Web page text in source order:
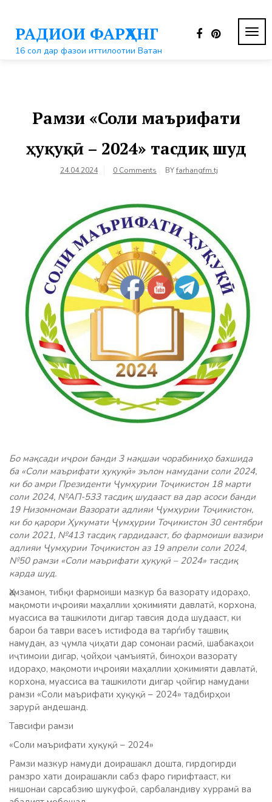
контентуРАДИОИ ФАРҲАНГ
16 сол дар фазои иттилоотии Ватан
Рамзи «Соли маърифати
ҳуқуқӣ – 2024» тасдиқ шуд
24.04.2024 0 Comments BYfarhangfm.tj
Бо мақсади иҷрои банди 3 нақшаи чорабиниҳо бахшида
ба «Соли маърифати ҳуқуқӣ» эълон намудани соли 2024,
ки бо амри Президенти Ҷумҳурии Тоҷикистон 18 марти
соли 2024, №АП-533 тасдиқ шудааст ва дар асоси банди
19 Низомномаи Вазорати адлияи Ҷумҳурии Тоҷикистон,
ки бо қарори Ҳукумати Ҷумҳурии Тоҷикистон 30 сентябри
соли 2021, №413 тасдиқ гардидааст, бо фармоиши вазири
адлияи Ҷумҳурии Тоҷикистон аз 19 апрели соли 2024,
№50 рамзи «Соли маърифати ҳуқуқӣ – 2024» тасдиқ
карда шуд.
Ҳамзамон, тибқи фармоиши мазкур ба вазорату идораҳо,
мақомоти иҷроияи маҳаллии ҳокимияти давлатӣ, корхона,
муассиса ва ташкилоти дигар тавсия дода шудааст, ки
барои ба таври васеъ истифода ва тарѓибу ташвиқ
намудан, аз ҷумла ҷиҳати дар сомонаи расмӣ, шабакаҳои
иҷтимоии дигар, ҷойҳои ҷамъиятӣ, биноҳои вазорату
идораҳо, мақомоти иҷроияи маҳаллии ҳокимияти давлатӣ,
корхона, муассиса ва ташкилоти дигар ҷойгир намудани
рамзи «Соли маърифати ҳуқуқӣ – 2024» тадбирҳои
зарурӣ андешанд.
Тавсифи рамзи
«Соли маърифати ҳуқуқӣ – 2024»
Рамзи мазкур намуди доирашакл дошта, гирдогирди
рамзро хати доирашакли сабз фаро гирифтааст, ки
нишонаи сарсабзию шукуфоӣ, сарбаландиву хуррамӣ ва